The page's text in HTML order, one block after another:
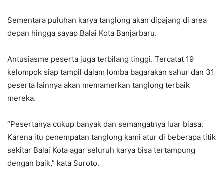
Sementara puluhan karya tanglong akan dipajang di area
depan hingga sayap Balai Kota Banjarbaru.
Antusiasme peserta juga terbilang tinggi. Tercatat 19
kelompok siap tampil dalam lomba bagarakan sahur dan 31
peserta lainnya akan memamerkan tanglong terbaik
mereka.
“Pesertanya cukup banyak dan semangatnya luar biasa.
Karena itu penempatan tanglong kami atur di beberapa titik
sekitar Balai Kota agar seluruh karya bisa tertampung
dengan baik,” kata Suroto.